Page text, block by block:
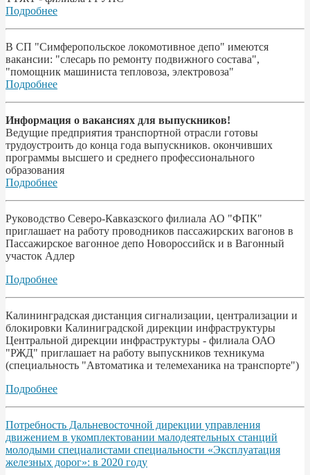
Подробнее
В СП "Симферопольское локомотивное депо" имеются
вакансии: "слесарь по ремонту подвижного состава",
"помощник машиниста тепловоза, электровоза"
Подробнее
Информация о вакансиях для выпускников!
Ведущие предприятия транспортной отрасли готовы
трудоустроить до конца года выпускников. окончивших
программы высшего и среднего профессионального
образования
Подробнее
Руководство Северо-Кавказского филиала АО "ФПК"
приглашает на работу проводников пассажирских вагонов в
Пассажирское вагонное депо Новороссийск и в Вагонный
участок Адлер
Подробнее
Калининградская дистанция сигнализации, централизации и
блокировки Калиниградской дирекции инфраструктуры
Центральной дирекции инфраструктуры - филиала ОАО
"РЖД" приглашает на работу выпускников техникума
(специальность "Автоматика и телемеханика на транспорте")
Подробнее
Потребность Дальневосточной дирекции управления
движением в укомплектовании малодеятельных станций
молодыми специалистами специальности «Эксплуатация
железных дорог»: в 2020 году